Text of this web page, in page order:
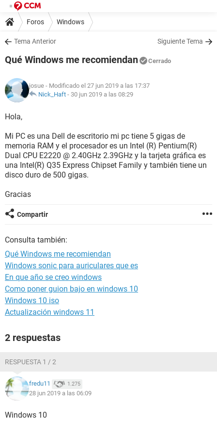
Foros Windows
Tema Anterior Siguiente Tema
Qué Windows me recomiendan Cerrado
josue - Modificado el 27 jun 2019 a las 17:37
Nick_Haft - 30 jun 2019 a las 08:29
Hola,
Mi PC es una Dell de escritorio mi pc tiene 5 gigas de
memoria RAM y el procesador es un Intel (R) Pentium(R)
Dual CPU E2220 @ 2.40GHz 2.39GHz y la tarjeta gráfica es
una Intel(R) Q35 Express Chipset Family y también tiene un
disco duro de 500 gigas.
Gracias
Compartir
Consulta también:
Qué Windows me recomiendan
Windows sonic para auriculares que es
En que año se creo windows
Como poner guion bajo en windows 10
Windows 10 iso
Actualización windows 11
2 respuestas
RESPUESTA 1 / 2
fredu11 1.275
28 jun 2019 a las 06:09
Windows 10